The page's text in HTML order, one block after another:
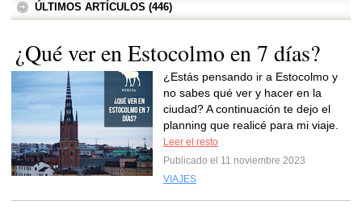
ÚLTIMOS ARTÍCULOS (446)
¿Qué ver en Estocolmo en 7 días?
¿Estás pensando ir a Estocolmo y
no sabes qué ver y hacer en la
ciudad? A continuación te dejo el
planning que realicé para mi viaje.
Leer el resto
Publicado el 11 noviembre 2023
VIAJES